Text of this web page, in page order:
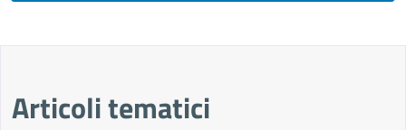
Articoli tematici